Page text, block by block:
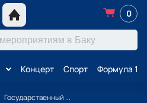
0
Концерт Спорт Формула 1
Государственный ...